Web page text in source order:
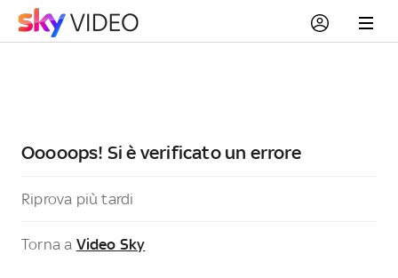
Ooooops! Si è verificato un errore
Riprova più tardi
Torna a Video Sky